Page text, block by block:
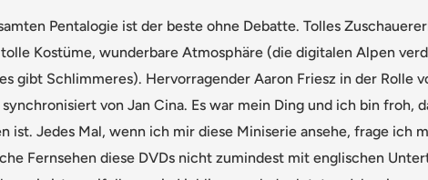
Pentalogie ist der beste ohne Debatte. Tolles
Kostüme, wunderbare Atmosphäre (die digitalen Alpen
gibt Schlimmeres). Hervorragender Aaron Friesz in der Rolle
von Jan Cina. Es war mein Ding und ich bin froh,
ist. Jedes Mal, wenn ich mir diese Miniserie ansehe, frage ich
Fernsehen diese DVDs nicht zumindest mit englischen